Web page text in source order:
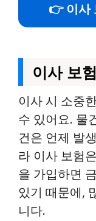
👉 이사
이사 보
이사 시 소중
수 있어요. 물
건은 언제 발
라 이사 보험
을 가입하면
있기 때문에,
니다.